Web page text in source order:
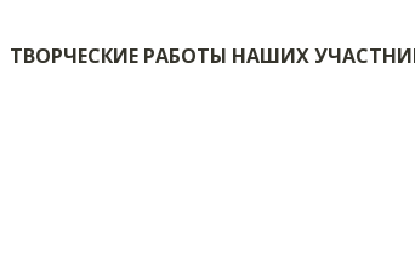
ТВОРЧЕСКИЕ РАБОТЫ НАШИХ